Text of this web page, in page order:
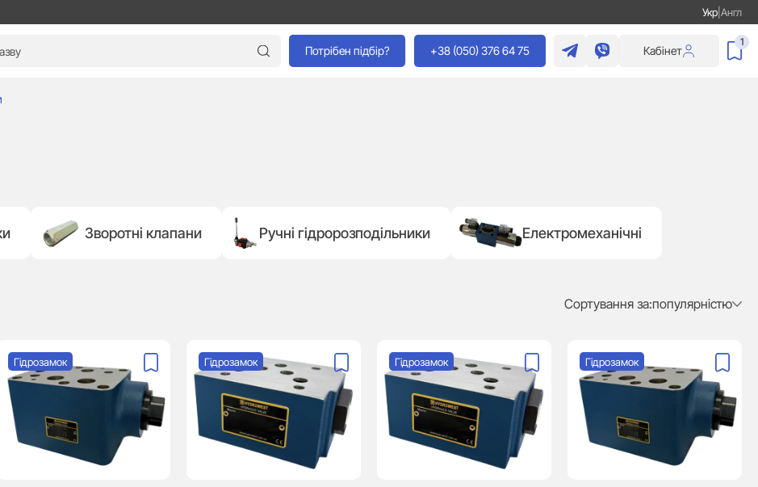
Укр| Англ
Потрібен підбір? +38 (050) 376 64 75 Кабінет
1
Зворотні клапани Ручні гідророзподільники Електромеханічні
Сортування за:популярністю
Гідрозамок Гідрозамок Гідрозамок Гідрозамок